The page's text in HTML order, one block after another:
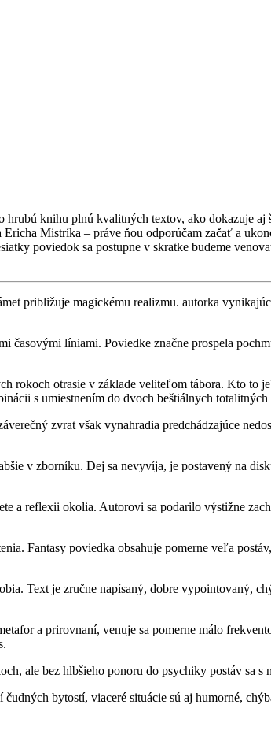
knihu plnú kvalitných textov, ako dokazuje
Ericha Mistríka – práve ňou odporúčam začať a
poviedok sa postupne v skratke budeme
približuje magickému realizmu. autorka
líniami. Poviedke značne prospela
rokoch otrasie v základe veliteľom tábora. Kto to
s umiestnením do dvoch beštiálnych
zvrat však vynahradia predchádzajúce
v zborníku. Dej sa nevyvíja, je postavený na
a reflexii okolia. Autorovi sa podarilo výstižne
Fantasy poviedka obsahuje pomerne veľa
Text je zručne napísaný, dobre vypointovaný,
a prirovnaní, venuje sa pomerne málo
ale bez hlbšieho ponoru do psychiky postáv sa s
bytostí, viaceré situácie sú aj humorné,